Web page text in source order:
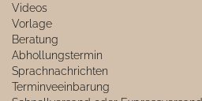
Videos
Vorlage
Beratung
Abhollungstermin
Sprachnachrichten
Terminveeinbarung